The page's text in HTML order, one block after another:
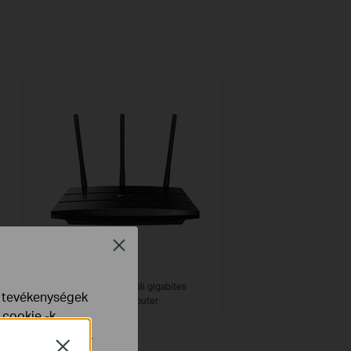
AC1200 vezeték nélküli gigabites
VDSL/ADSL modem router
Close
cookie -k
talál.
Close